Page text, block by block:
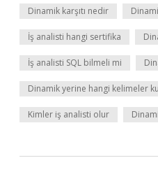
Dinamik karşıtı nedir
İş analisti hangi sertifika
İş analisti SQL bilmeli mi
Dinamik yerine hangi kelimeler
Kimler iş analisti olur